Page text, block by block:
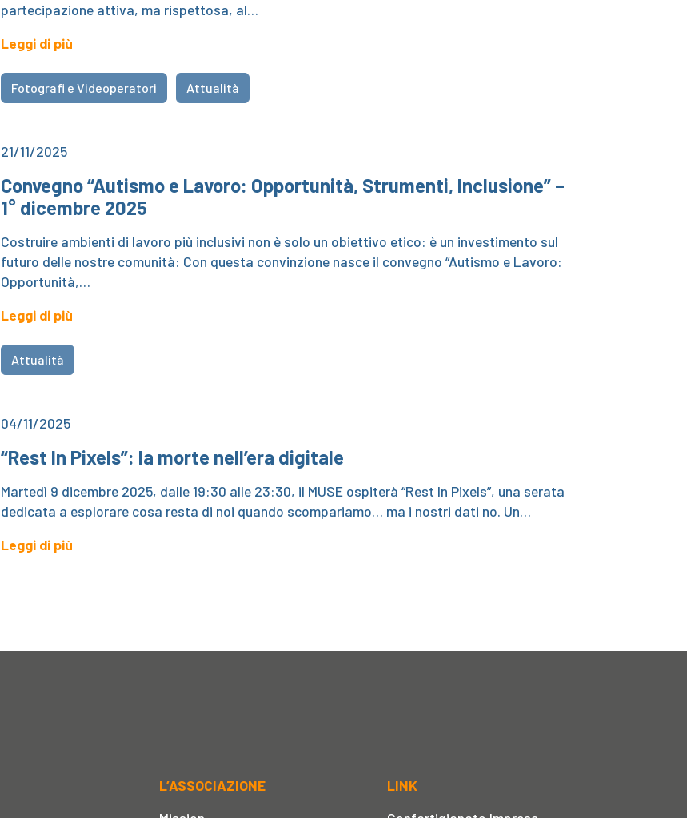
partecipazione attiva, ma rispettosa, al…
Leggi di più
Fotografi e Videoperatori Attualità
21/11/2025
Convegno “Autismo e Lavoro: Opportunità, Strumenti, Inclusione” –
1° dicembre 2025
Costruire ambienti di lavoro più inclusivi non è solo un obiettivo etico: è un investimento sul
futuro delle nostre comunità: Con questa convinzione nasce il convegno “Autismo e Lavoro:
Opportunità,…
Leggi di più
Attualità
04/11/2025
“Rest In Pixels”: la morte nell’era digitale
Martedì 9 dicembre 2025, dalle 19:30 alle 23:30, il MUSE ospiterà “Rest In Pixels”, una serata
dedicata a esplorare cosa resta di noi quando scompariamo… ma i nostri dati no. Un…
Leggi di più
L’ASSOCIAZIONE
LINK